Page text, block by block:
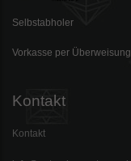
Selbstabholer
Vorkasse per Überweisung
Kontakt
Kontakt